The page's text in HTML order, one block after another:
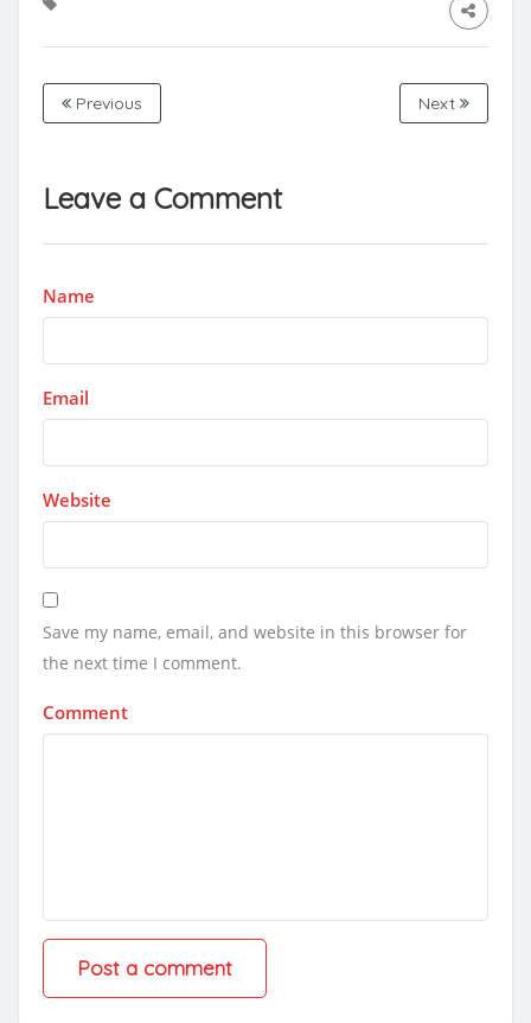
Previous Next
Leave a Comment
Name
Email
Website
Save my name, email, and website in this browser for
the next time I comment.
Comment